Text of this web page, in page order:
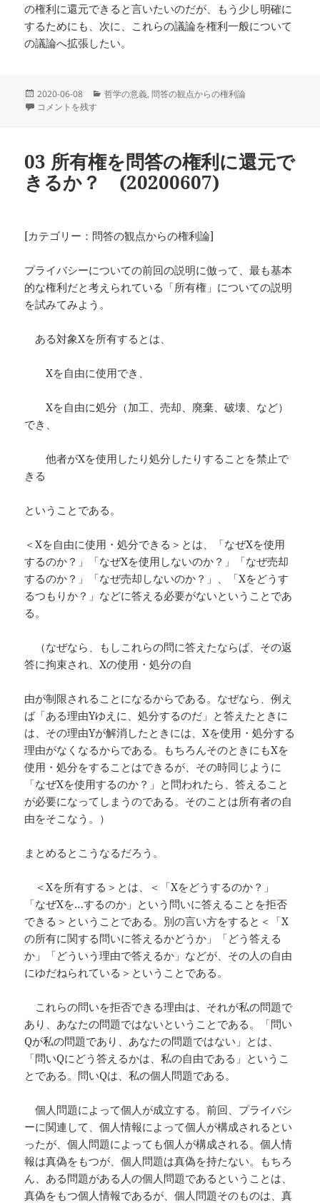
の権利に還元できると言いたいのだが、もう少し明確に
するためにも、次に、これらの議論を権利一般について
の議論へ拡張したい。
投
稿
2020-06-08
カ
哲学の意義,問答の観点からの権利論
04 他者の行為を禁止するとはどういうことか？ (20200608) に
コメントを残す
03 所有権を問答の権利に還元で
きるか？ (20200607)
[カテゴリー：問答の観点からの権利論]
プライバシーについての前回の説明に倣って、最も基本
的な権利だと考えられている「所有権」についての説明
を試みてみよう。
ある対象Xを所有するとは、
Xを自由に使用でき、
Xを自由に処分（加工、売却、廃棄、破壊、など）
でき、
他者がXを使用したり処分したりすることを禁止で
きる
ということである。
＜Xを自由に使用・処分できる＞とは、「なぜXを使用
するのか？」「なぜXを使用しないのか？」「なぜ売却
するのか？」「なぜ売却しないのか？」、「Xをどうす
るつもりか？」などに答える必要がないということであ
る。
（なぜなら、もしこれらの問に答えたならば、その返
答に拘束され、Xの使用・処分の自
由が制限されることになるからである。なぜなら、例え
ば「ある理由Yゆえに、処分するのだ」と答えたときに
は、その理由Yが解消したときには、Xを使用・処分する
理由がなくなるからである。もちろんそのときにもXを
使用・処分をすることはできるが、その時同じように
「なぜXを使用するのか？」と問われたら、答えること
が必要になってしまうのである。そのことは所有者の自
由をそこなう。）
まとめるとこうなるだろう。
＜Xを所有する＞とは、＜「Xをどうするのか？」
「なぜXを…するのか」という問いに答えることを拒否
できる＞ということである。別の言い方をすると＜「X
の所有に関する問いに答えるかどうか」「どう答える
か」「どういう理由で答えるか」などが、その人の自由
にゆだねられている＞ということである。
これらの問いを拒否できる理由は、それが私の問題で
あり、あなたの問題ではないということである。「問い
Qが私の問題であり、あなたの問題ではない」とは、
「問いQにどう答えるかは、私の自由である」というこ
とである。問いQは、私の個人問題である。
個人問題によって個人が成立する。前回、プライバシ
ーに関連して、個人情報によって個人が構成されるとい
ったが、個人問題によっても個人が構成される。個人情
報は真偽をもつが、個人問題は真偽を持たない。もちろ
ん、ある問題がある人の個人問題であるということは、
真偽をもつ個人情報であるが、個人問題そのものは、真